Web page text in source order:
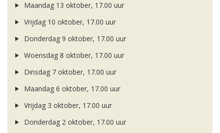
Maandag 13 oktober, 17.00 uur
Vrijdag 10 oktober, 17.00 uur
Donderdag 9 oktober, 17.00 uur
Woensdag 8 oktober, 17.00 uur
Dinsdag 7 oktober, 17.00 uur
Maandag 6 oktober, 17.00 uur
Vrijdag 3 oktober, 17.00 uur
Donderdag 2 oktober, 17.00 uur